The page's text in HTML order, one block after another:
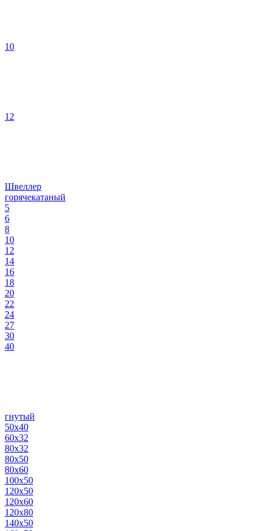
10
12
Швеллер
горячекатаный
5
6
8
10
12
14
16
18
20
22
24
27
30
40
гнутый
50х40
60х32
80х32
80х50
80х60
100х50
120х50
120х60
120х80
140х50